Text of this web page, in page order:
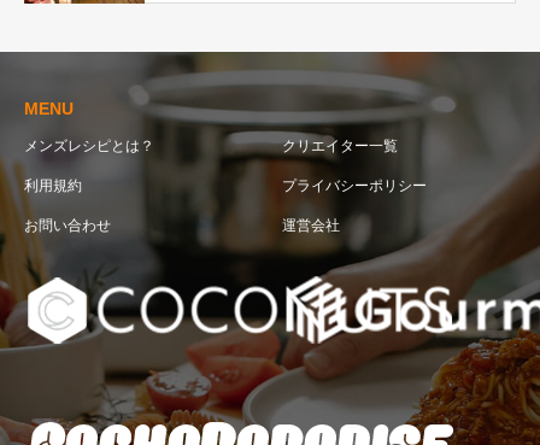
MENU
メンズレシピとは？ クリエイター一覧
利用規約 プライバシーポリシー
お問い合わせ 運営会社